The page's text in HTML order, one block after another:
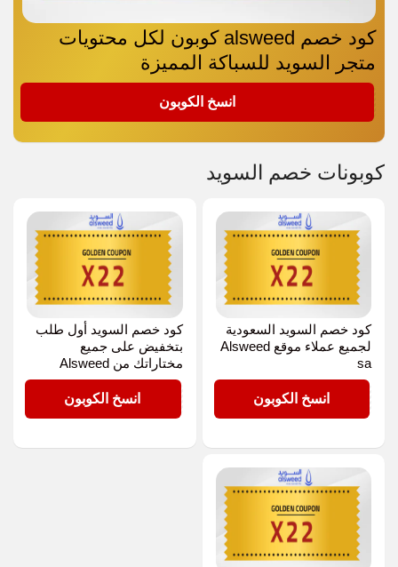
كود خصم alsweed كوبون لكل محتويات
متجر السويد للسباكة المميزة
انسخ الكوبون
كوبونات خصم السويد
كود خصم السويد السعودية
لجميع عملاء موقع Alsweed
sa
انسخ الكوبون
كود خصم السويد أول طلب
بتخفيض على جميع
مختاراتك من Alsweed
انسخ الكوبون